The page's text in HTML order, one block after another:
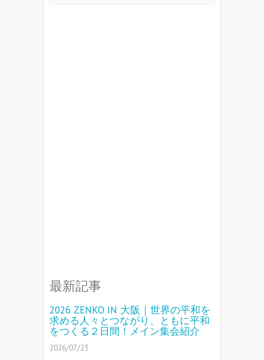
最新記事
2026 ZENKO IN 大阪｜世界の平和を
求める人々とつながり、ともに平和
をつくる２日間！メイン集会紹介
2026/07/23